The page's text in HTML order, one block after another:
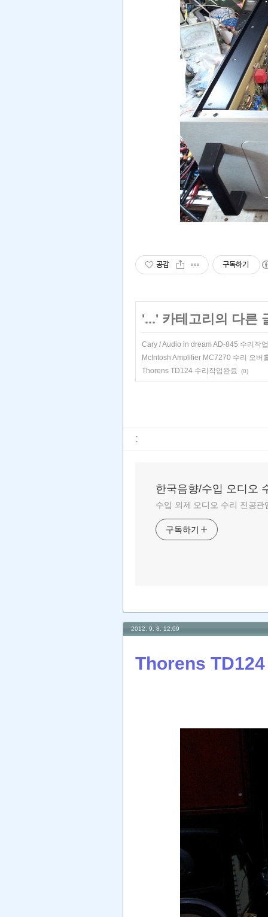
공감 구독하기
'...' 카테고리의 다른
Cary / Audio in dream AD-845 수리작
McIntosh Amplifier MC7270 수리 오버
Thorens TD124 수리작업완료
(0)
:
한국음향/수입 오디오
수입 외제 오디오 수리 진공
구독하기
2012. 9. 8. 12:09
Thorens